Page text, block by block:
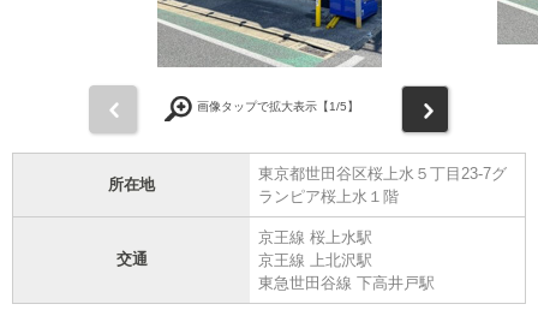
画像タップで拡大表示【1/5】
所在地
東京都世田谷区桜上水５丁目23-7グ
ランピア桜上水１階
交通
京王線 桜上水駅
京王線 上北沢駅
東急世田谷線 下高井戸駅